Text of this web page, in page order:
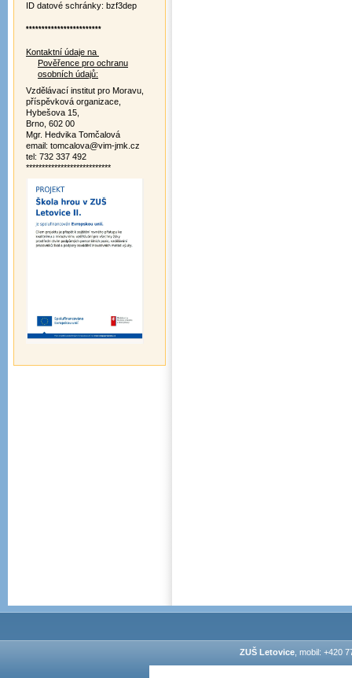
ID datové schránky: bzf3dep
************************
Kontaktní údaje na
Pověřence pro ochranu
osobních údajů:
Vzdělávací institut pro Moravu,
příspěvková organizace,
Hybešova 15,
Brno, 602 00
Mgr. Hedvika Tomčalová
email: tomcalova@vim-jmk.cz
tel: 732 337 492
***************************
ZUŠ Letovice, mobil: +420